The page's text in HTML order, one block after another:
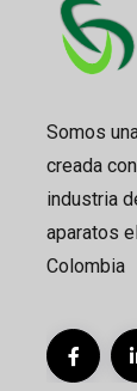
Somos
creada
industria
aparatos
Colombia